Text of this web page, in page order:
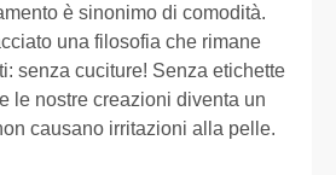
è sinonimo di comodità.
una filosofia che rimane
senza cuciture! Senza etichette
le nostre creazioni diventa un
causano irritazioni alla pelle.